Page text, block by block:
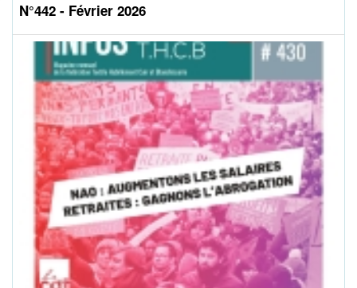
N°442 - Février 2026